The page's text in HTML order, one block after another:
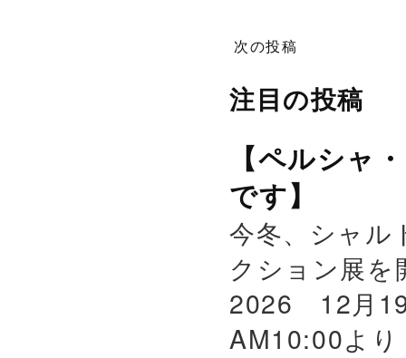
次の投稿
注目の投稿
【ペルシャ
です】
今冬、シャル
クション展
2026 12月19
AM10:00よ